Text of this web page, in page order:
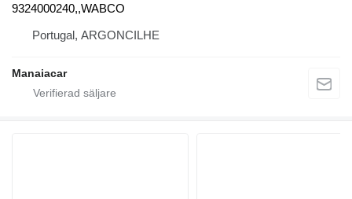
9324000240,,WABCO
Portugal, ARGONCILHE
Manaiacar